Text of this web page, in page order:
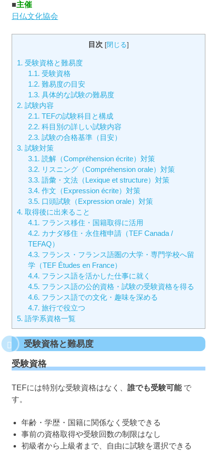
■主催
日仏文化協会
目次 [閉じる]
1. 受験資格と難易度
1.1. 受験資格
1.2. 難易度の目安
1.3. 具体的な試験の難易度
2. 試験内容
2.1. TEFの試験科目と構成
2.2. 科目別の詳しい試験内容
2.3. 試験の合格基準（目安）
3. 試験対策
3.1. 読解（Compréhension écrite）対策
3.2. リスニング（Compréhension orale）対策
3.3. 語彙・文法（Lexique et structure）対策
3.4. 作文（Expression écrite）対策
3.5. 口頭試験（Expression orale）対策
4. 取得後に出来ること
4.1. フランス移住・国籍取得に活用
4.2. カナダ移住・永住権申請（TEF Canada /
TEFAQ）
4.3. フランス・フランス語圏の大学・専門学校へ留
学（TEF Études en France）
4.4. フランス語を活かした仕事に就く
4.5. フランス語の公的資格・試験の受験資格を得る
4.6. フランス語での文化・趣味を深める
4.7. 旅行で役立つ
5. 語学系資格一覧
受験資格と難易度
受験資格
TEFには特別な受験資格はなく、 誰でも受験可能で
す。
年齢・学歴・国籍に関係なく受験できる
事前の資格取得や受験回数の制限はなし
初級者から上級者まで、自由に試験を選択できる